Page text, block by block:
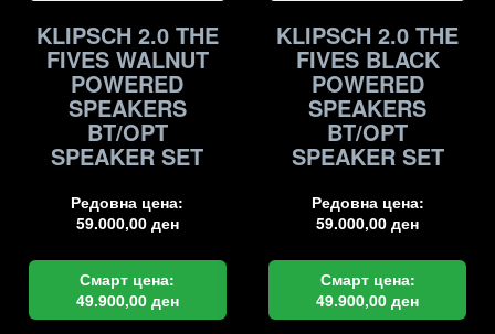
KLIPSCH 2.0 THE
FIVES WALNUT
POWERED
SPEAKERS
BT/OPT
SPEAKER SET
Редовна цена:
59.000,00 ден
Смарт цена:
49.900,00 ден
KLIPSCH 2.0 THE
FIVES BLACK
POWERED
SPEAKERS
BT/OPT
SPEAKER SET
Редовна цена:
59.000,00ден
Смарт цена:
49.900,00ден